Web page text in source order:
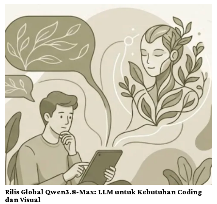
Rilis Global Qwen3.8-Max: LLM untuk Kebutuhan Coding
dan Visual